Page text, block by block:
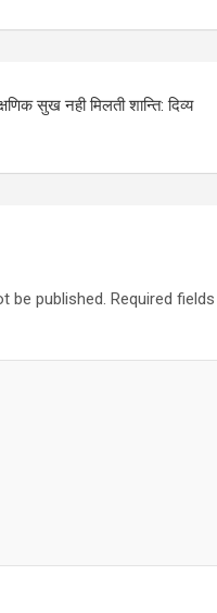
सुख नही मिलती शान्ति: दिव्‍य
be published. Required